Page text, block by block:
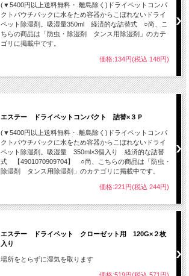
(▼5400円以上送料無料・.離島除く)ドライペットコンパ
クトパウチパックに水をため容器からこぼれないドライ
ペット除湿剤。吸湿量350ml 経済的な詰替式 ○尚、こ
ちらの商品は「防虫・除湿剤 タンス用除湿剤」のカテ
ゴリに掲載中です。
価格:134円(税込 148円)
エステー ドライペットコンパクト 詰替×３Ｐ
(▼5400円以上送料無料・.離島除く)ドライペットコンパ
クトパウチパックに水をため容器からこぼれないドライ
ペット除湿剤。吸湿量 350ml×3個入り 経済的な詰替
式 【4901070909704】 ○尚、こちらの商品は「防虫・
除湿剤 タンス用除湿剤」のカテゴリに掲載中です。
価格:221円(税込 244円)
エステー ドライペット クローゼット用 120G×２枚
入り
場所をとらずに湿気を取ります